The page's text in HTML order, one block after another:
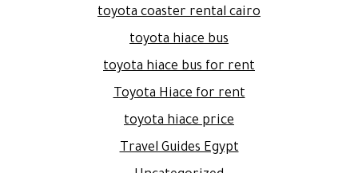
toyota coaster rental cairo
toyota hiace bus
toyota hiace bus for rent
Toyota Hiace for rent
toyota hiace price
Travel Guides Egypt